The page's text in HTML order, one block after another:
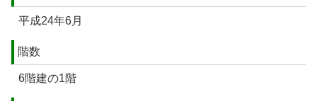
平成24年6月
階数
6階建の1階